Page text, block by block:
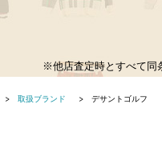
※他店査定時とすべて同
取扱ブランド デサントゴルフ